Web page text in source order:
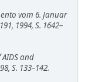
vom 6. Januar
1994, S. 1642–
and
S. 133–142.